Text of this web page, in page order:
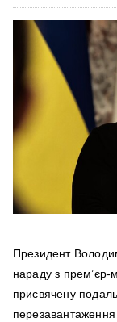
Президент
нараду з прем’єр-
присвячену
перезавантаження